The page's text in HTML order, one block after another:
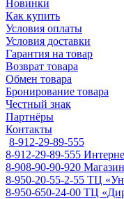
Новинки
Как купить
Условия оплаты
Условия доставки
Гарантия на товар
Возврат товара
Обмен товара
Бронирование товара
Честный знак
Партнёры
Контакты
8-912-29-89-555
8-912-29-89-555
8-908-90-90-920
8-950-20-55-2-55 ТЦ
8-950-650-24-00 ТЦ